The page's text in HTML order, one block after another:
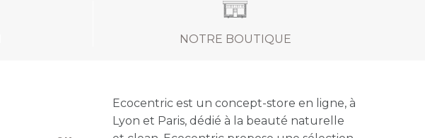
NOTRE BOUTIQUE
Ecocentric est un concept-store en ligne, à
Lyon et Paris, dédié à la beauté naturelle